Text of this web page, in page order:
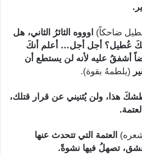
ضاحكاً) اوووه الثائرُ الثاني، هل
عُطيل؟ أجل أجل… أعلم أنكَ
أشفقُ عليه لأنه لن يستطع أن
(يلطمهُ بقوة).
هذا، ولن يُثنيني عن قرار قتلك،
العتمة التي تتحدث عنها
تصهلُ فيها نشوةً.